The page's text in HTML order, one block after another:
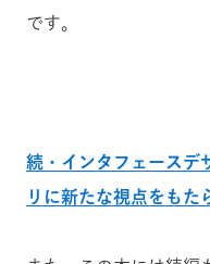
です。
続・インタフェース
リに新たな視点をもた